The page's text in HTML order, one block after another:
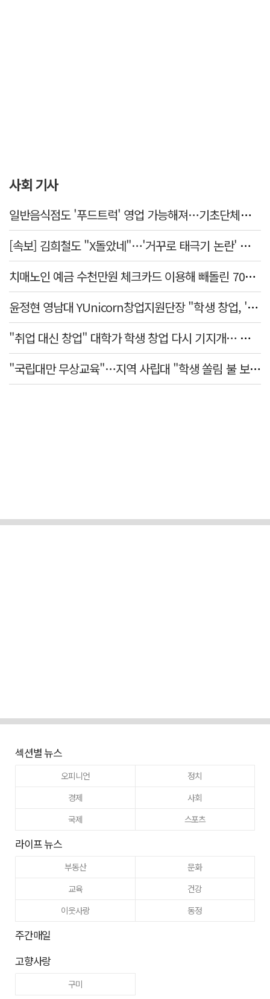
사회 기사
일반음식점도 '푸드트럭' 영업 가능해져…기초단체별 조례 개정 움직임
[속보] 김희철도 "X돌았네"…'거꾸로 태극기 논란' 인천시 현수막, 이틀 만에 철거
치매노인 예금 수천만원 체크카드 이용해 빼돌린 70대 간병인, 집행유예
윤정현 영남대 YUnicorn창업지원단장 "학생 창업, '팀 빌딩'이 제일 중요"
"취업 대신 창업" 대학가 학생 창업 다시 기지개… 창업자·기업·매출 동반 성장
"국립대만 무상교육"…지역 사립대 "학생 쏠림 불 보듯"
섹션별 뉴스
오피니언
정치
경제
사회
국제
스포츠
라이프 뉴스
부동산
문화
교육
건강
이웃사랑
동정
주간매일
고향사랑
구미